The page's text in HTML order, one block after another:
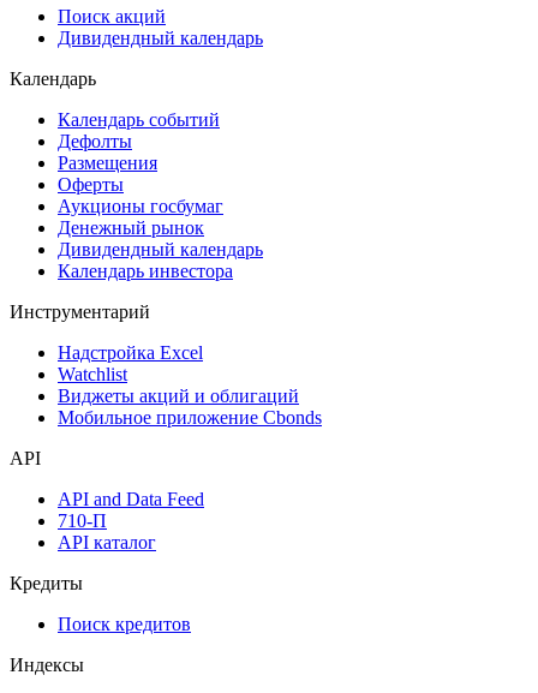
Поиск акций
Дивидендный календарь
Календарь
Календарь событий
Дефолты
Размещения
Оферты
Аукционы госбумаг
Денежный рынок
Дивидендный календарь
Календарь инвестора
Инструментарий
Надстройка Excel
Watchlist
Виджеты акций и облигаций
Мобильное приложение Cbonds
API
API and Data Feed
710-П
API каталог
Кредиты
Поиск кредитов
Индексы